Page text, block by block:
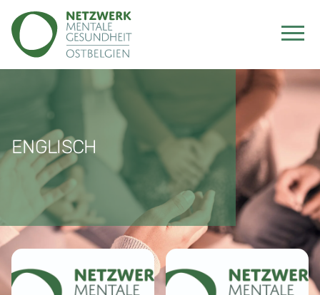
ENGLISCH